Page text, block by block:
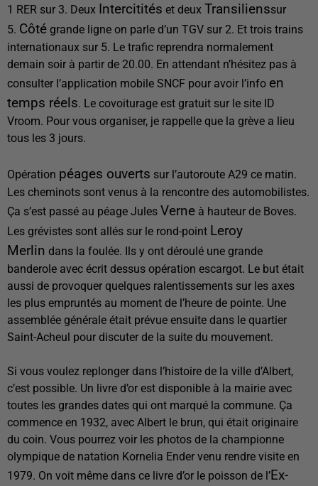
1 RER sur 3. Deux Intercitités et deux Transilienssur
5. Côté grande ligne on parle d’un TGV sur 2. Et trois trains
internationaux sur 5. Le trafic reprendra normalement
demain soir à partir de 20.00. En attendant n’hésitez pas à
consulter l’application mobile SNCF pour avoir l’info en
temps réels. Le covoiturage est gratuit sur le site ID
Vroom. Pour vous organiser, je rappelle que la grève a lieu
tous les 3 jours.
Opération péages ouverts sur l’autoroute A29 ce matin.
Les cheminots sont venus à la rencontre des automobilistes.
Ça s’est passé au péage Jules Verne à hauteur de Boves.
Les grévistes sont allés sur le rond-point Leroy
Merlin dans la foulée. Ils y ont déroulé une grande
banderole avec écrit dessus opération escargot. Le but était
aussi de provoquer quelques ralentissements sur les axes
les plus empruntés au moment de l’heure de pointe. Une
assemblée générale était prévue ensuite dans le quartier
Saint-Acheul pour discuter de la suite du mouvement.
Si vous voulez replonger dans l’histoire de la ville d’Albert,
c’est possible. Un livre d’or est disponible à la mairie avec
toutes les grandes dates qui ont marqué la commune. Ça
commence en 1932, avec Albert le brun, qui était originaire
du coin. Vous pourrez voir les photos de la championne
olympique de natation Kornelia Ender venu rendre visite en
1979. On voit même dans ce livre d’or le poisson de l’Ex-